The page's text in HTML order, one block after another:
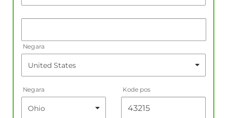
Negara
Negara Kode pos